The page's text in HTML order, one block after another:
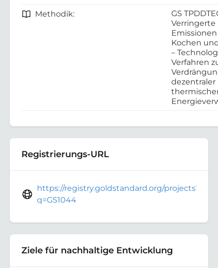
Methodik:
GS
Verringerte
Kochen
–
Verfahren
dezentraler
Registrierungs-URL
https://registry.goldstandard.org/projects?
q=GS1044
Ziele für nachhaltige Entwicklung